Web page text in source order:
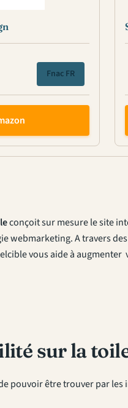
Fnac FR
conçoit sur mesure le site
webmarketing. A travers
vous aide à augmenter
sur la
pouvoir être trouver par